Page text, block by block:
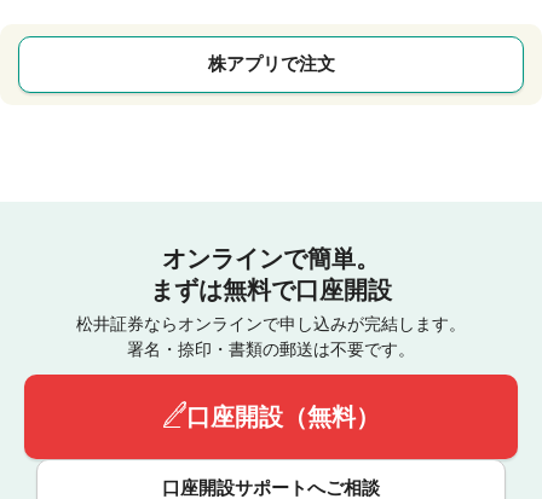
株アプリで注文
オンラインで簡単。
まずは無料で口座開設
松井証券ならオンラインで申し込みが完結します。
署名・捺印・書類の郵送は不要です。
口座開設（無料）
口座開設サポートへご相談